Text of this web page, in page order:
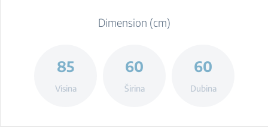
Dimension (cm)
85
Visina
60
Širina
60
Dubina